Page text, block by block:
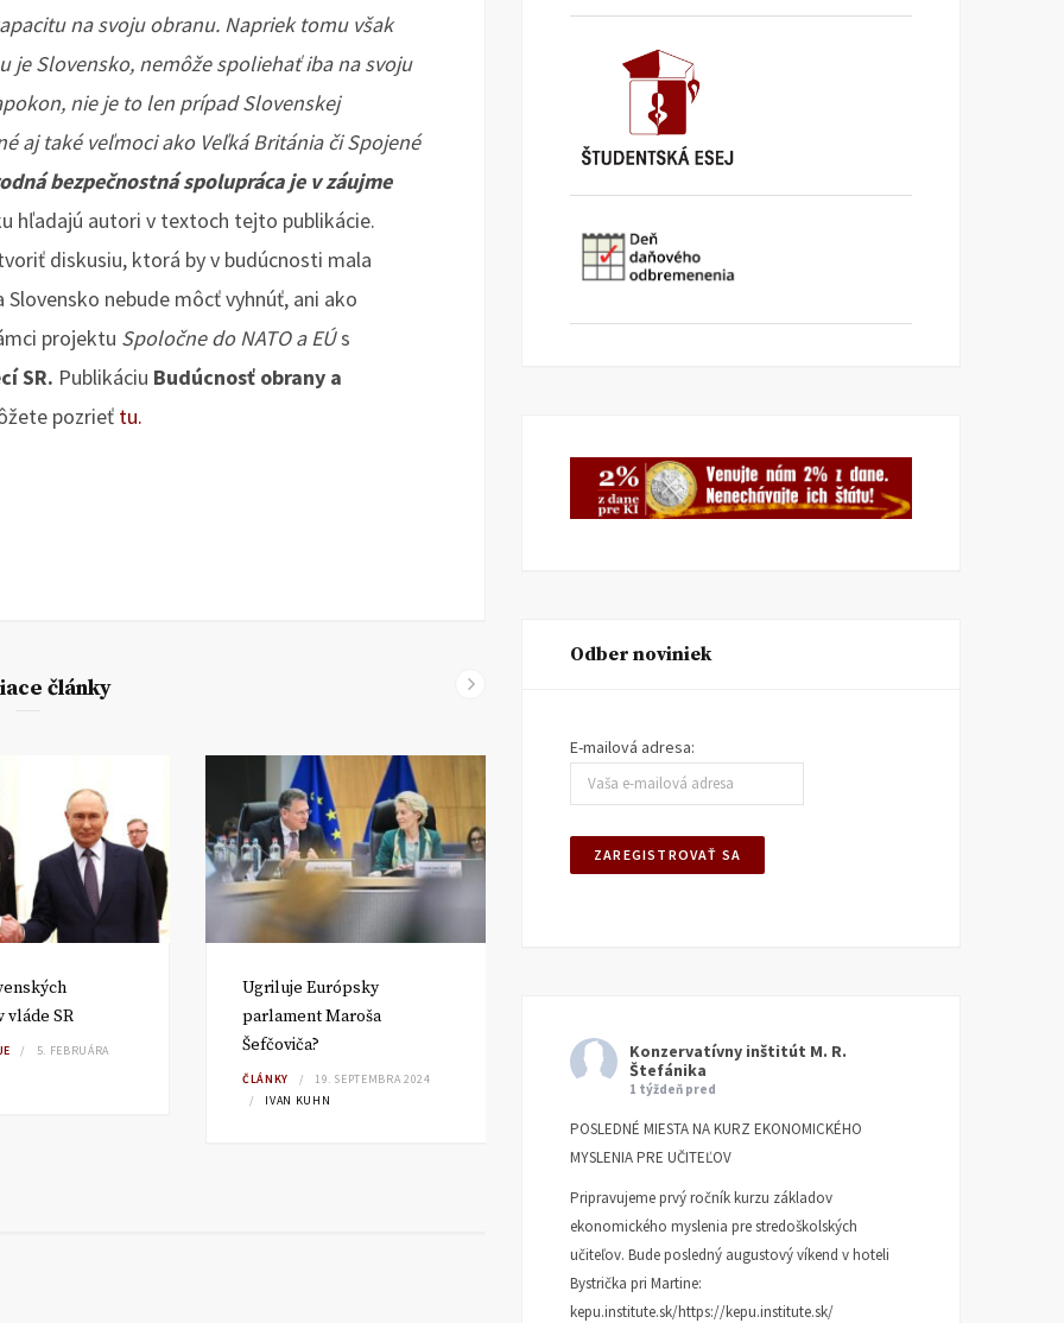
na svoju obranu. Napriek tomu však
je Slovensko, nemôže spoliehať iba na svoju
nie je to len prípad Slovenskej
aj také veľmoci ako Veľká Británia či Spojené
bezpečnostná spolupráca je v záujme
hľadajú autori v textoch tejto publikácie.
diskusiu, ktorá by v budúcnosti mala
nebude môcť vyhnúť, ani ako
projektu Spoločne do NATO a EÚs
SR. Publikáciu Budúcnosť obrany a
pozrieť tu.
články
vláde SR
5. FEBRUÁRA
Ugriluje Európsky
parlament Maroša
Šefčoviča?
ČLÁNKY
19. SEPTEMBRA 2024
IVAN KUHN
ČLÁNKY
12. SEPTEMBRA 2024
IVAN KUHN
Odber noviniek
E-mailová adresa:
Konzervatívny inštitút M. R.
Štefánika
1 týždeň pred
POSLEDNÉ MIESTA NA KURZ EKONOMICKÉHO
MYSLENIA PRE UČITEĽOV
Pripravujeme prvý ročník kurzu základov
ekonomického myslenia pre stredoškolských
učiteľov. Bude posledný augustový víkend v hoteli
Bystrička pri Martine:
kepu.institute.sk/https://kepu.institute.sk/